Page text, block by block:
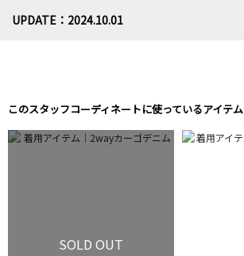
UPDATE：2024.10.01
このスタッフコーディネートに使っているアイテム
SOLD OUT